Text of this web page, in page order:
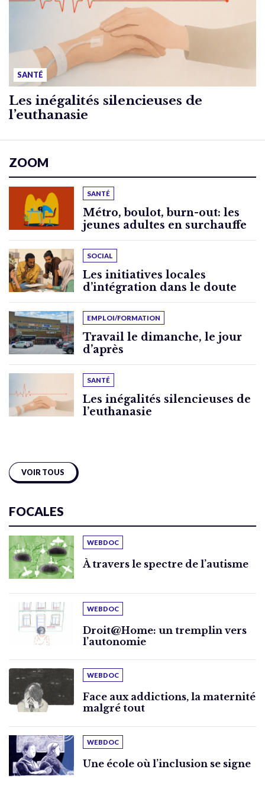
SANTÉ
Les inégalités silencieuses de
l’euthanasie
ZOOM
SANTÉ
Métro, boulot, burn-out: les
jeunes adultes en surchauffe
SOCIAL
Les initiatives locales
d’intégration dans le doute
EMPLOI/FORMATION
Travail le dimanche, le jour
d’après
SANTÉ
Les inégalités silencieuses de
l’euthanasie
VOIR TOUS
FOCALES
WEBDOC
À travers le spectre de l’autisme
WEBDOC
Droit@Home: un tremplin vers
l’autonomie
WEBDOC
Face aux addictions, la maternité
malgré tout
WEBDOC
Une école où l’inclusion se signe